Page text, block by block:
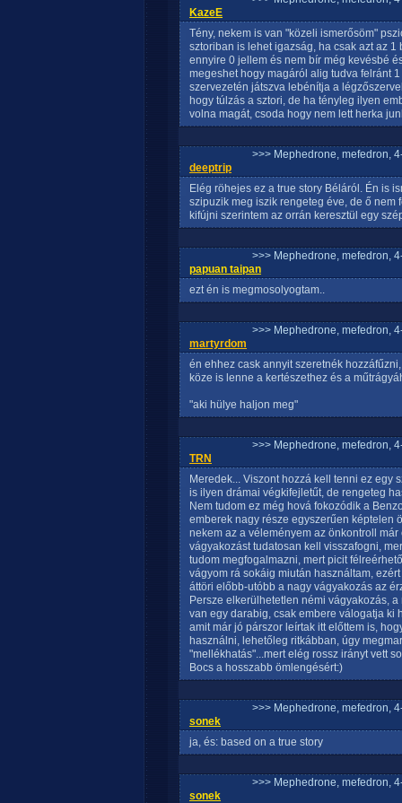
KazeE
Tény, nekem is van "közeli ismerősöm"
sztoriban is lehet igazság, ha csak azt az
ennyire 0 jellem és nem bír még kevésbé
megeshet hogy magáról alig tudva felránt
szervezetén játszva lebénítja a
hogy túlzás a sztori, de ha tényleg ilyen
volna magát, csoda hogy nem lett herka
>>> Mephedrone, mefedron,
deeptrip
Elég röhejes ez a true story Béláról. Én is
szipuzik meg iszik rengeteg éve, de ő nem
kifújni szerintem az orrán keresztül egy
>>> Mephedrone, mefedron,
papuan taipan
ezt én is megmosolyogtam..
>>> Mephedrone, mefedron,
martyrdom
én ehhez cask annyit szeretnék
köze is lenne a kertészethez és a
"aki hülye haljon meg"
>>> Mephedrone, mefedron,
TRN
Meredek... Viszont hozzá kell tenni ez egy
is ilyen drámai végkifejletűt, de rengeteg
Nem tudom ez még hová fokozódik a
emberek nagy része egyszerűen képtelen
nekem az a véleményem az önkontroll
vágyakozást tudatosan kell visszafogni,
tudom megfogalmazni, mert picit
vágyom rá sokáig miután használtam,
áttöri előbb-utóbb a nagy vágyakozás az
Persze elkerülhetetlen némi vágyakozás,
van egy darabig, csak embere válogatja ki
amit már jó párszor leírtak itt előttem is,
használni, lehetőleg ritkábban, úgy
"mellékhatás"...mert elég rossz irányt vett
Bocs a hosszabb ömlengésért:)
>>> Mephedrone, mefedron,
sonek
ja, és: based on a true story
>>> Mephedrone, mefedron,
sonek